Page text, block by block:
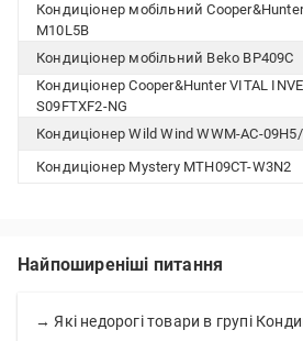
Кондиціонер мобільний
M10L5B
Кондиціонер мобільний Beko BP409C
Кондиціонер Cooper&Hunter VITAL
S09FTXF2-NG
Кондиціонер Wild Wind WWM-AC-
Кондиціонер Mystery MTH09CT-W3N2
Найпоширеніші питання
→ Які недорогі товари в групі